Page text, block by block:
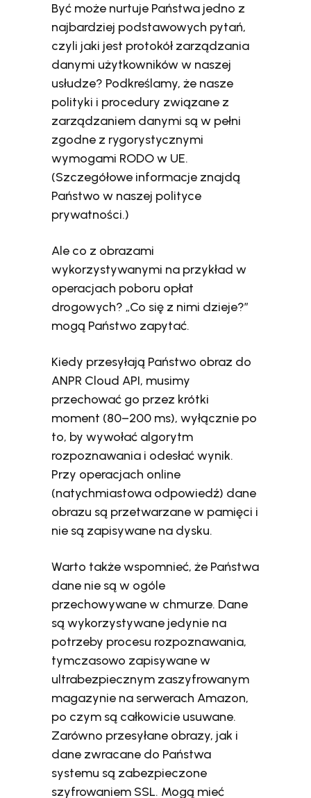
Być może nurtuje Państwa jedno z
najbardziej podstawowych pytań,
czyli jaki jest protokół zarządzania
danymi użytkowników w naszej
usłudze? Podkreślamy, że nasze
polityki i procedury związane z
zarządzaniem danymi są w pełni
zgodne z rygorystycznymi
wymogami RODO w UE.
(Szczegółowe informacje znajdą
Państwo w naszej polityce
prywatności.)
Ale co z obrazami
wykorzystywanymi na przykład w
operacjach poboru opłat
drogowych? „Co się z nimi dzieje?”
mogą Państwo zapytać.
Kiedy przesyłają Państwo obraz do
ANPR Cloud API, musimy
przechować go przez krótki
moment (80–200 ms), wyłącznie po
to, by wywołać algorytm
rozpoznawania i odesłać wynik.
Przy operacjach online
(natychmiastowa odpowiedź) dane
obrazu są przetwarzane w pamięci i
nie są zapisywane na dysku.
Warto także wspomnieć, że Państwa
dane nie są w ogóle
przechowywane w chmurze. Dane
są wykorzystywane jedynie na
potrzeby procesu rozpoznawania,
tymczasowo zapisywane w
ultrabezpiecznym zaszyfrowanym
magazynie na serwerach Amazon,
po czym są całkowicie usuwane.
Zarówno przesyłane obrazy, jak i
dane zwracane do Państwa
systemu są zabezpieczone
szyfrowaniem SSL. Mogą mieć